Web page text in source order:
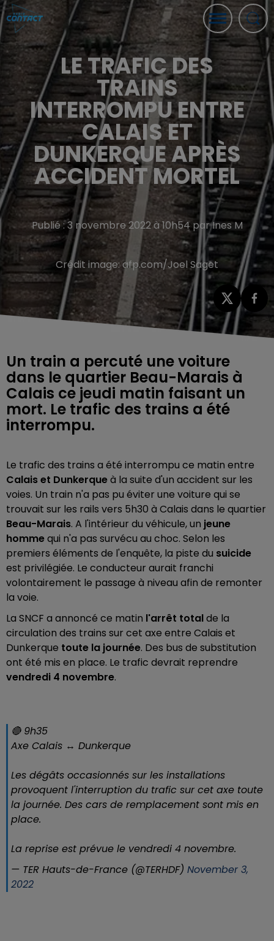
LE TRAFIC DES
TRAINS
INTERROMPU ENTRE
CALAIS ET
DUNKERQUE APRÈS
ACCIDENT MORTEL
Publié : 3 novembre 2022 à 10h54 par Ines M
Crédit image:afp.com/Joel Saget
Un train a percuté une voiture
dans le quartier Beau-Marais à
Calais ce jeudi matin faisant un
mort. Le trafic des trains a été
interrompu.
Le trafic des trains a été interrompu ce matin entre
Calais et Dunkerqueà la suite d'un accident sur les
voies. Un train n'a pas pu éviter une voiture qui se
trouvait sur les rails vers 5h30 à Calais dans le quartier
Beau-Marais. A l'intérieur du véhicule, un jeune
hommequi n'a pas survécu au choc. Selon les
premiers éléments de l'enquête, la piste du suicide
est privilégiée. Le conducteur aurait franchi
volontairement le passage à niveau afin de remonter
la voie.
La SNCF a annoncé ce matin l'arrêt totalde la
circulation des trains sur cet axe entre Calais et
Dunkerque toute la journée. Des bus de substitution
ont été mis en place. Le trafic devrait reprendre
vendredi 4 novembre.
🔴 9h35
Axe Calais ↔ Dunkerque
Les dégâts occasionnés sur les installations
provoquent l'interruption du trafic sur cet axe toute
la journée. Des cars de remplacement sont mis en
place.
La reprise est prévue le vendredi 4 novembre.
— TER Hauts-de-France (@TERHDF) November 3,
2022